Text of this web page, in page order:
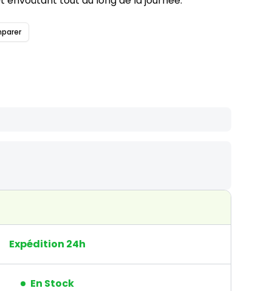
Expédition 24h
En Stock